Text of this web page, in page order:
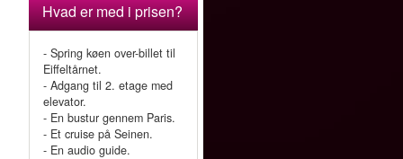
Hvad er med i prisen?
- Spring køen over-billet til
Eiffeltårnet.
- Adgang til 2. etage med
elevator.
- En bustur gennem Paris.
- Et cruise på Seinen.
- En audio guide.